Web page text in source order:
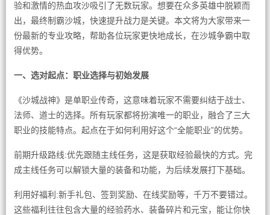
验和激情的热血攻沙吸引了无数玩家。想要在众多英雄中脱颖而
出，最终制霸沙城，快速提升战力是关键。本文将为大家带来一
份最新的专业攻略，帮助各位玩家更快地成长，在沙城争霸中取
得优势。
一、选对起点：职业选择与初始发展
《沙城战神》是单职业传奇，这意味着玩家不需要纠结于战士、
法师、道士的选择。所有玩家都将扮演唯一的职业，融合了三大
职业的技能特点。起点在于如何利用好这个“全能职业”的优势。
前期升级路线:优先跟随主线任务，这是获取经验最快的方式。完
成主线任务可以解锁大量的装备和功能，为后续发展打下基础。
利用好福利:新手礼包、签到奖励、在线奖励等，千万不要错过。
这些福利往往包含大量的经验药水、装备碎片和元宝，能让你快